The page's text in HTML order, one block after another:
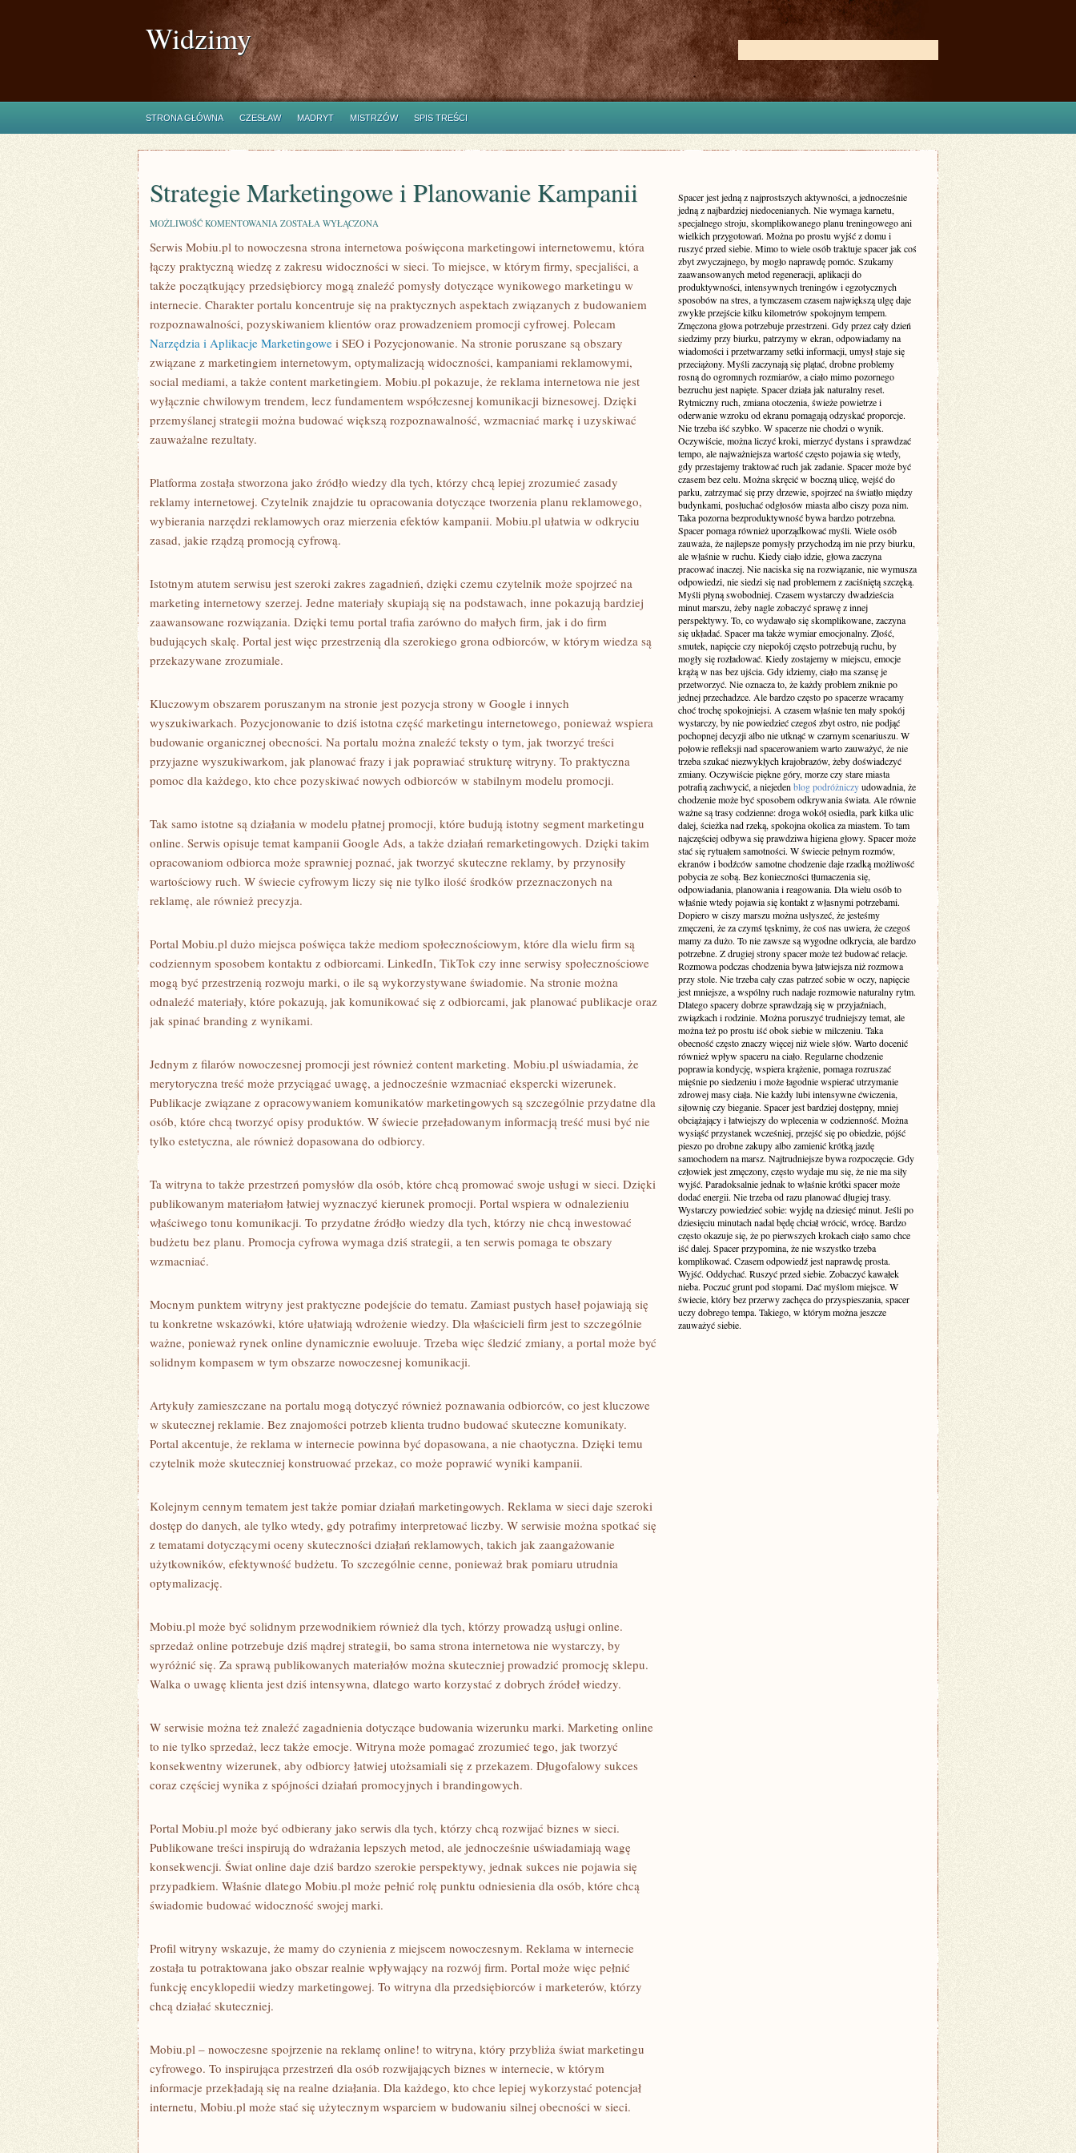
Widzimy
STRONA GŁÓWNA CZESŁAW MADRYT MISTRZÓW SPIS TREŚCI
Strategie Marketingowe i Planowanie Kampanii
MOŻLIWOŚĆ KOMENTOWANIA STRATEGIE
I
KAMPANII
ZOSTAŁA WYŁĄCZONA
Serwis Mobiu.pl to nowoczesna strona internetowa poświęcona marketingowi internetowemu, która
łączy praktyczną wiedzę z zakresu widoczności w sieci. To miejsce, w którym firmy, specjaliści, a
także początkujący przedsiębiorcy mogą znaleźć pomysły dotyczące wynikowego marketingu w
internecie. Charakter portalu koncentruje się na praktycznych aspektach związanych z budowaniem
rozpoznawalności, pozyskiwaniem klientów oraz prowadzeniem promocji cyfrowej. Polecam
Narzędzia i Aplikacje Marketingowe i SEO i Pozycjonowanie. Na stronie poruszane są obszary
związane z marketingiem internetowym, optymalizacją widoczności, kampaniami reklamowymi,
social mediami, a także content marketingiem. Mobiu.pl pokazuje, że reklama internetowa nie jest
wyłącznie chwilowym trendem, lecz fundamentem współczesnej komunikacji biznesowej. Dzięki
przemyślanej strategii można budować większą rozpoznawalność, wzmacniać markę i uzyskiwać
zauważalne rezultaty.
Platforma została stworzona jako źródło wiedzy dla tych, którzy chcą lepiej zrozumieć zasady
reklamy internetowej. Czytelnik znajdzie tu opracowania dotyczące tworzenia planu reklamowego,
wybierania narzędzi reklamowych oraz mierzenia efektów kampanii. Mobiu.pl ułatwia w odkryciu
zasad, jakie rządzą promocją cyfrową.
Istotnym atutem serwisu jest szeroki zakres zagadnień, dzięki czemu czytelnik może spojrzeć na
marketing internetowy szerzej. Jedne materiały skupiają się na podstawach, inne pokazują bardziej
zaawansowane rozwiązania. Dzięki temu portal trafia zarówno do małych firm, jak i do firm
budujących skalę. Portal jest więc przestrzenią dla szerokiego grona odbiorców, w którym wiedza są
przekazywane zrozumiale.
Kluczowym obszarem poruszanym na stronie jest pozycja strony w Google i innych
wyszukiwarkach. Pozycjonowanie to dziś istotna część marketingu internetowego, ponieważ wspiera
budowanie organicznej obecności. Na portalu można znaleźć teksty o tym, jak tworzyć treści
przyjazne wyszukiwarkom, jak planować frazy i jak poprawiać strukturę witryny. To praktyczna
pomoc dla każdego, kto chce pozyskiwać nowych odbiorców w stabilnym modelu promocji.
Tak samo istotne są działania w modelu płatnej promocji, które budują istotny segment marketingu
online. Serwis opisuje temat kampanii Google Ads, a także działań remarketingowych. Dzięki takim
opracowaniom odbiorca może sprawniej poznać, jak tworzyć skuteczne reklamy, by przynosiły
wartościowy ruch. W świecie cyfrowym liczy się nie tylko ilość środków przeznaczonych na
reklamę, ale również precyzja.
Portal Mobiu.pl dużo miejsca poświęca także mediom społecznościowym, które dla wielu firm są
codziennym sposobem kontaktu z odbiorcami. LinkedIn, TikTok czy inne serwisy społecznościowe
mogą być przestrzenią rozwoju marki, o ile są wykorzystywane świadomie. Na stronie można
odnaleźć materiały, które pokazują, jak komunikować się z odbiorcami, jak planować publikacje oraz
jak spinać branding z wynikami.
Jednym z filarów nowoczesnej promocji jest również content marketing. Mobiu.pl uświadamia, że
merytoryczna treść może przyciągać uwagę, a jednocześnie wzmacniać ekspercki wizerunek.
Publikacje związane z opracowywaniem komunikatów marketingowych są szczególnie przydatne dla
osób, które chcą tworzyć opisy produktów. W świecie przeładowanym informacją treść musi być nie
tylko estetyczna, ale również dopasowana do odbiorcy.
Ta witryna to także przestrzeń pomysłów dla osób, które chcą promować swoje usługi w sieci. Dzięki
publikowanym materiałom łatwiej wyznaczyć kierunek promocji. Portal wspiera w odnalezieniu
właściwego tonu komunikacji. To przydatne źródło wiedzy dla tych, którzy nie chcą inwestować
budżetu bez planu. Promocja cyfrowa wymaga dziś strategii, a ten serwis pomaga te obszary
wzmacniać.
Mocnym punktem witryny jest praktyczne podejście do tematu. Zamiast pustych haseł pojawiają się
tu konkretne wskazówki, które ułatwiają wdrożenie wiedzy. Dla właścicieli firm jest to szczególnie
ważne, ponieważ rynek online dynamicznie ewoluuje. Trzeba więc śledzić zmiany, a portal może być
solidnym kompasem w tym obszarze nowoczesnej komunikacji.
Artykuły zamieszczane na portalu mogą dotyczyć również poznawania odbiorców, co jest kluczowe
w skutecznej reklamie. Bez znajomości potrzeb klienta trudno budować skuteczne komunikaty.
Portal akcentuje, że reklama w internecie powinna być dopasowana, a nie chaotyczna. Dzięki temu
czytelnik może skuteczniej konstruować przekaz, co może poprawić wyniki kampanii.
Kolejnym cennym tematem jest także pomiar działań marketingowych. Reklama w sieci daje szeroki
dostęp do danych, ale tylko wtedy, gdy potrafimy interpretować liczby. W serwisie można spotkać się
z tematami dotyczącymi oceny skuteczności działań reklamowych, takich jak zaangażowanie
użytkowników, efektywność budżetu. To szczególnie cenne, ponieważ brak pomiaru utrudnia
optymalizację.
Mobiu.pl może być solidnym przewodnikiem również dla tych, którzy prowadzą usługi online.
sprzedaż online potrzebuje dziś mądrej strategii, bo sama strona internetowa nie wystarczy, by
wyróżnić się. Za sprawą publikowanych materiałów można skuteczniej prowadzić promocję sklepu.
Walka o uwagę klienta jest dziś intensywna, dlatego warto korzystać z dobrych źródeł wiedzy.
W serwisie można też znaleźć zagadnienia dotyczące budowania wizerunku marki. Marketing online
to nie tylko sprzedaż, lecz także emocje. Witryna może pomagać zrozumieć tego, jak tworzyć
konsekwentny wizerunek, aby odbiorcy łatwiej utożsamiali się z przekazem. Długofalowy sukces
coraz częściej wynika z spójności działań promocyjnych i brandingowych.
Portal Mobiu.pl może być odbierany jako serwis dla tych, którzy chcą rozwijać biznes w sieci.
Publikowane treści inspirują do wdrażania lepszych metod, ale jednocześnie uświadamiają wagę
konsekwencji. Świat online daje dziś bardzo szerokie perspektywy, jednak sukces nie pojawia się
przypadkiem. Właśnie dlatego Mobiu.pl może pełnić rolę punktu odniesienia dla osób, które chcą
świadomie budować widoczność swojej marki.
Profil witryny wskazuje, że mamy do czynienia z miejscem nowoczesnym. Reklama w internecie
została tu potraktowana jako obszar realnie wpływający na rozwój firm. Portal może więc pełnić
funkcję encyklopedii wiedzy marketingowej. To witryna dla przedsiębiorców i marketerów, którzy
chcą działać skuteczniej.
Mobiu.pl – nowoczesne spojrzenie na reklamę online! to witryna, który przybliża świat marketingu
cyfrowego. To inspirująca przestrzeń dla osób rozwijających biznes w internecie, w którym
informacje przekładają się na realne działania. Dla każdego, kto chce lepiej wykorzystać potencjał
internetu, Mobiu.pl może stać się użytecznym wsparciem w budowaniu silnej obecności w sieci.
Spacer jest jedną z najprostszych aktywności, a jednocześnie
jedną z najbardziej niedocenianych. Nie wymaga karnetu,
specjalnego stroju, skomplikowanego planu treningowego ani
wielkich przygotowań. Można po prostu wyjść z domu i
ruszyć przed siebie. Mimo to wiele osób traktuje spacer jak coś
zbyt zwyczajnego, by mogło naprawdę pomóc. Szukamy
zaawansowanych metod regeneracji, aplikacji do
produktywności, intensywnych treningów i egzotycznych
sposobów na stres, a tymczasem czasem największą ulgę daje
zwykłe przejście kilku kilometrów spokojnym tempem.
Zmęczona głowa potrzebuje przestrzeni. Gdy przez cały dzień
siedzimy przy biurku, patrzymy w ekran, odpowiadamy na
wiadomości i przetwarzamy setki informacji, umysł staje się
przeciążony. Myśli zaczynają się plątać, drobne problemy
rosną do ogromnych rozmiarów, a ciało mimo pozornego
bezruchu jest napięte. Spacer działa jak naturalny reset.
Rytmiczny ruch, zmiana otoczenia, świeże powietrze i
oderwanie wzroku od ekranu pomagają odzyskać proporcje.
Nie trzeba iść szybko. W spacerze nie chodzi o wynik.
Oczywiście, można liczyć kroki, mierzyć dystans i sprawdzać
tempo, ale najważniejsza wartość często pojawia się wtedy,
gdy przestajemy traktować ruch jak zadanie. Spacer może być
czasem bez celu. Można skręcić w boczną ulicę, wejść do
parku, zatrzymać się przy drzewie, spojrzeć na światło między
budynkami, posłuchać odgłosów miasta albo ciszy poza nim.
Taka pozorna bezproduktywność bywa bardzo potrzebna.
Spacer pomaga również uporządkować myśli. Wiele osób
zauważa, że najlepsze pomysły przychodzą im nie przy biurku,
ale właśnie w ruchu. Kiedy ciało idzie, głowa zaczyna
pracować inaczej. Nie naciska się na rozwiązanie, nie wymusza
odpowiedzi, nie siedzi się nad problemem z zaciśniętą szczęką.
Myśli płyną swobodniej. Czasem wystarczy dwadzieścia
minut marszu, żeby nagle zobaczyć sprawę z innej
perspektywy. To, co wydawało się skomplikowane, zaczyna
się układać. Spacer ma także wymiar emocjonalny. Złość,
smutek, napięcie czy niepokój często potrzebują ruchu, by
mogły się rozładować. Kiedy zostajemy w miejscu, emocje
krążą w nas bez ujścia. Gdy idziemy, ciało ma szansę je
przetworzyć. Nie oznacza to, że każdy problem zniknie po
jednej przechadzce. Ale bardzo często po spacerze wracamy
choć trochę spokojniejsi. A czasem właśnie ten mały spokój
wystarczy, by nie powiedzieć czegoś zbyt ostro, nie podjąć
pochopnej decyzji albo nie utknąć w czarnym scenariuszu. W
połowie refleksji nad spacerowaniem warto zauważyć, że nie
trzeba szukać niezwykłych krajobrazów, żeby doświadczyć
zmiany. Oczywiście piękne góry, morze czy stare miasta
potrafią zachwycić, a niejeden blog podróżniczyudowadnia, że
chodzenie może być sposobem odkrywania świata. Ale równie
ważne są trasy codzienne: droga wokół osiedla, park kilka ulic
dalej, ścieżka nad rzeką, spokojna okolica za miastem. To tam
najczęściej odbywa się prawdziwa higiena głowy. Spacer może
stać się rytuałem samotności. W świecie pełnym rozmów,
ekranów i bodźców samotne chodzenie daje rzadką możliwość
pobycia ze sobą. Bez konieczności tłumaczenia się,
odpowiadania, planowania i reagowania. Dla wielu osób to
właśnie wtedy pojawia się kontakt z własnymi potrzebami.
Dopiero w ciszy marszu można usłyszeć, że jesteśmy
zmęczeni, że za czymś tęsknimy, że coś nas uwiera, że czegoś
mamy za dużo. To nie zawsze są wygodne odkrycia, ale bardzo
potrzebne. Z drugiej strony spacer może też budować relacje.
Rozmowa podczas chodzenia bywa łatwiejsza niż rozmowa
przy stole. Nie trzeba cały czas patrzeć sobie w oczy, napięcie
jest mniejsze, a wspólny ruch nadaje rozmowie naturalny rytm.
Dlatego spacery dobrze sprawdzają się w przyjaźniach,
związkach i rodzinie. Można poruszyć trudniejszy temat, ale
można też po prostu iść obok siebie w milczeniu. Taka
obecność często znaczy więcej niż wiele słów. Warto docenić
również wpływ spaceru na ciało. Regularne chodzenie
poprawia kondycję, wspiera krążenie, pomaga rozruszać
mięśnie po siedzeniu i może łagodnie wspierać utrzymanie
zdrowej masy ciała. Nie każdy lubi intensywne ćwiczenia,
siłownię czy bieganie. Spacer jest bardziej dostępny, mniej
obciążający i łatwiejszy do wplecenia w codzienność. Można
wysiąść przystanek wcześniej, przejść się po obiedzie, pójść
pieszo po drobne zakupy albo zamienić krótką jazdę
samochodem na marsz. Najtrudniejsze bywa rozpoczęcie. Gdy
człowiek jest zmęczony, często wydaje mu się, że nie ma siły
wyjść. Paradoksalnie jednak to właśnie krótki spacer może
dodać energii. Nie trzeba od razu planować długiej trasy.
Wystarczy powiedzieć sobie: wyjdę na dziesięć minut. Jeśli po
dziesięciu minutach nadal będę chciał wrócić, wrócę. Bardzo
często okazuje się, że po pierwszych krokach ciało samo chce
iść dalej. Spacer przypomina, że nie wszystko trzeba
komplikować. Czasem odpowiedź jest naprawdę prosta.
Wyjść. Oddychać. Ruszyć przed siebie. Zobaczyć kawałek
nieba. Poczuć grunt pod stopami. Dać myślom miejsce. W
świecie, który bez przerwy zachęca do przyspieszania, spacer
uczy dobrego tempa. Takiego, w którym można jeszcze
zauważyć siebie.